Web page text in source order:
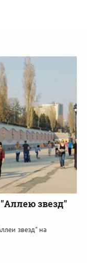
звезд"
звезд" на